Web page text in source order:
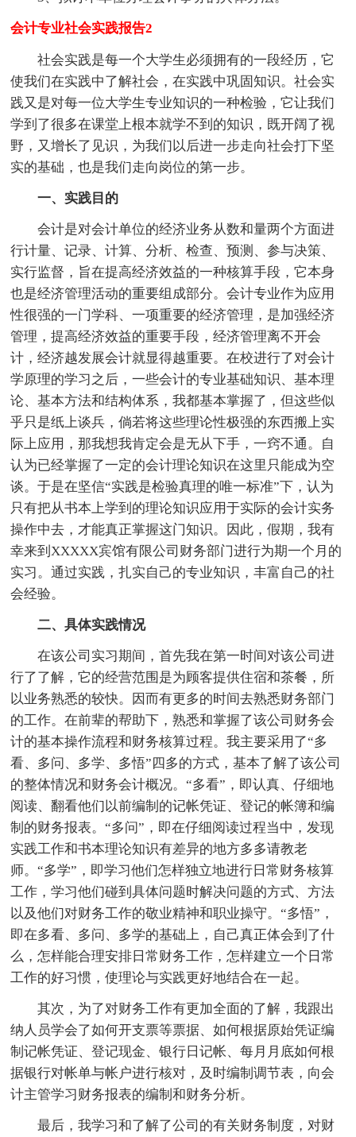
会计专业社会实践报告2
社会实践是每一个大学生必须拥有的一段经历，它
使我们在实践中了解社会，在实践中巩固知识。社会实
践又是对每一位大学生专业知识的一种检验，它让我们
学到了很多在课堂上根本就学不到的知识，既开阔了视
野，又增长了见识，为我们以后进一步走向社会打下坚
实的基础，也是我们走向岗位的第一步。
一、实践目的
会计是对会计单位的经济业务从数和量两个方面进
行计量、记录、计算、分析、检查、预测、参与决策、
实行监督，旨在提高经济效益的一种核算手段，它本身
也是经济管理活动的重要组成部分。会计专业作为应用
性很强的一门学科、一项重要的经济管理，是加强经济
管理，提高经济效益的重要手段，经济管理离不开会
计，经济越发展会计就显得越重要。在校进行了对会计
学原理的学习之后，一些会计的专业基础知识、基本理
论、基本方法和结构体系，我都基本掌握了，但这些似
乎只是纸上谈兵，倘若将这些理论性极强的东西搬上实
际上应用，那我想我肯定会是无从下手，一窍不通。自
认为已经掌握了一定的会计理论知识在这里只能成为空
谈。于是在坚信“实践是检验真理的唯一标准”下，认为
只有把从书本上学到的理论知识应用于实际的会计实务
操作中去，才能真正掌握这门知识。因此，假期，我有
幸来到XXXXX宾馆有限公司财务部门进行为期一个月的
实习。通过实践，扎实自己的专业知识，丰富自己的社
会经验。
二、具体实践情况
在该公司实习期间，首先我在第一时间对该公司进
行了了解，它的经营范围是为顾客提供住宿和茶餐，所
以业务熟悉的较快。因而有更多的时间去熟悉财务部门
的工作。在前辈的帮助下，熟悉和掌握了该公司财务会
计的基本操作流程和财务核算过程。我主要采用了“多
看、多问、多学、多悟”四多的方式，基本了解了该公司
的整体情况和财务会计概况。“多看”，即认真、仔细地
阅读、翻看他们以前编制的记帐凭证、登记的帐簿和编
制的财务报表。“多问”，即在仔细阅读过程当中，发现
实践工作和书本理论知识有差异的地方多多请教老
师。“多学”，即学习他们怎样独立地进行日常财务核算
工作，学习他们碰到具体问题时解决问题的方式、方法
以及他们对财务工作的敬业精神和职业操守。“多悟”，
即在多看、多问、多学的基础上，自己真正体会到了什
么，怎样能合理安排日常财务工作，怎样建立一个日常
工作的好习惯，使理论与实践更好地结合在一起。
其次，为了对财务工作有更加全面的了解，我跟出
纳人员学会了如何开支票等票据、如何根据原始凭证编
制记帐凭证、登记现金、银行日记帐、每月月底如何根
据银行对帐单与帐户进行核对，及时编制调节表，向会
计主管学习财务报表的编制和财务分析。
最后，我学习和了解了公司的有关财务制度，对财